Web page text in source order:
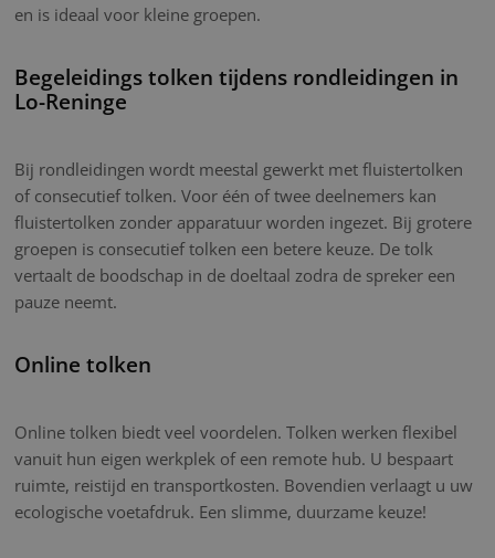
en is ideaal voor kleine groepen.
Begeleidings tolken tijdens rondleidingen in
Lo-Reninge
Bij rondleidingen wordt meestal gewerkt met fluistertolken
of consecutief tolken. Voor één of twee deelnemers kan
fluistertolken zonder apparatuur worden ingezet. Bij grotere
groepen is consecutief tolken een betere keuze. De tolk
vertaalt de boodschap in de doeltaal zodra de spreker een
pauze neemt.
Online tolken
Online tolken biedt veel voordelen. Tolken werken flexibel
vanuit hun eigen werkplek of een remote hub. U bespaart
ruimte, reistijd en transportkosten. Bovendien verlaagt u uw
ecologische voetafdruk. Een slimme, duurzame keuze!